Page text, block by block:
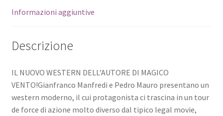
Informazioni aggiuntive
Descrizione
IL NUOVO WESTERN DELL’AUTORE DI MAGICO
VENTO!Gianfranco Manfredi e Pedro Mauro presentano un
western moderno, il cui protagonista ci trascina in un tour
de force di azione molto diverso dal tipico legal movie,